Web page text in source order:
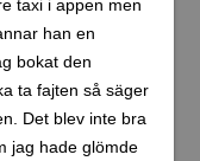
taxi i appen men
han en
bokat den
ta fajten så säger
Det blev inte bra
jag hade glömde